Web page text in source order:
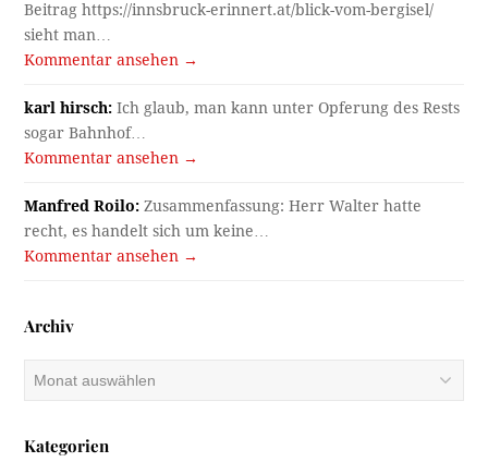
Beitrag https://innsbruck-erinnert.at/blick-vom-bergisel/
sieht man…
Kommentar ansehen →
karl hirsch: Ich glaub, man kann unter Opferung des Rests
sogar Bahnhof…
Kommentar ansehen →
Manfred Roilo: Zusammenfassung: Herr Walter hatte
recht, es handelt sich um keine…
Kommentar ansehen →
Archiv
Kategorien